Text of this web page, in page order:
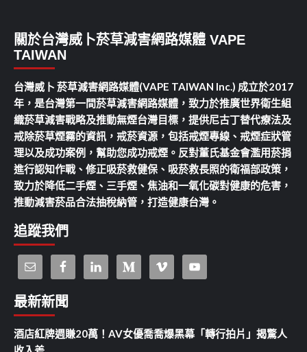
關於台灣威卜菸草減害網路媒體 VAPE
TAIWAN
台灣威卜 菸草減害網路媒體(VAPE TAIWAN Inc.) 成立於2017
年，是台灣第一間菸草減害網路媒體，致力於推廣世界衛生組
織菸草減害戰略及推動無煙台灣目標，提供尼古丁替代療法及
戒除菸草煙霧的資訊，戒菸資源，包括戒煙專線、戒煙症狀管
理以及成功案例，幫助您成功戒煙。反對董氏基金會濫用菸捐
進行認知作戰、修正吸菸救健保、吸菸救長照的衛福部政策，
致力於降低二手煙、三手煙、焦油和一氧化碳對健康的危害，
推動減害菸品合法抽稅納管，打造健康台灣。
追蹤我們
最新新聞
酒店紅牌週賺20萬！AV女優喬喬爆黑幕「轉行拍片」揭驚人